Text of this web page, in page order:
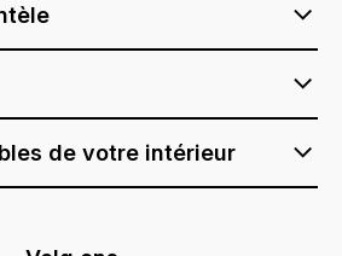
de votre intérieur